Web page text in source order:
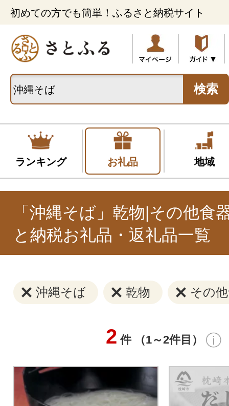
初めての方でも簡単！ふるさと納税サイト
検索
ランキング お礼品 地域
「沖縄そば」乾物|その他食
と納税お礼品・返礼品一覧
沖縄そば 乾物 その
2 件 （1～2件目）